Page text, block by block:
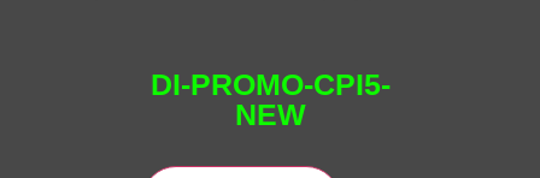
DI-PROMO-CPI5-
NEW